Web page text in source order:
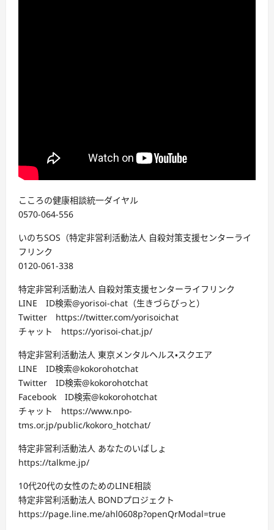
こころの健康相談統一ダイヤル
0570-064-556
いのちSOS（特定非営利活動法人 自殺対策支援センターライ
フリンク
0120-061-338
特定非営利活動法人 自殺対策支援センターライフリンク
LINE ID検索@yorisoi-chat（生きづらびっと）
Twitter https://twitter.com/yorisoichat
チャット https://yorisoi-chat.jp/
特定非営利活動法人 東京メンタルヘルス・スクエア
LINE ID検索@kokorohotchat
Twitter ID検索@kokorohotchat
Facebook ID検索@kokorohotchat
チャット https://www.npo-
tms.or.jp/public/kokoro_hotchat/
特定非営利活動法人 あなたのいばしょ
https://talkme.jp/
10代20代の女性のためのLINE相談
特定非営利活動法人 BONDプロジェクト
https://page.line.me/ahl0608p?openQrModal=true